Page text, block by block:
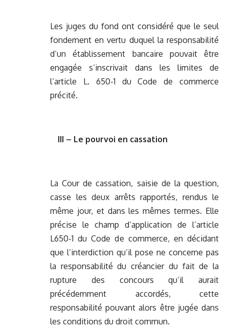
Les juges du fond ont considéré que le seul
fondement en vertu duquel la responsabilité
d’un établissement bancaire pouvait être
engagée s’inscrivait dans les limites de
l’article L. 650-1 du Code de commerce
précité.
III – Le pourvoi en cassation
La Cour de cassation, saisie de la question,
casse les deux arrêts rapportés, rendus le
même jour, et dans les mêmes termes. Elle
précise le champ d’application de l’article
L650-1 du Code de commerce, en décidant
que l’interdiction qu’il pose ne concerne pas
la responsabilité du créancier du fait de la
rupture des concours qu’il aurait
précédemment accordés, cette
responsabilité pouvant alors être jugée dans
les conditions du droit commun.